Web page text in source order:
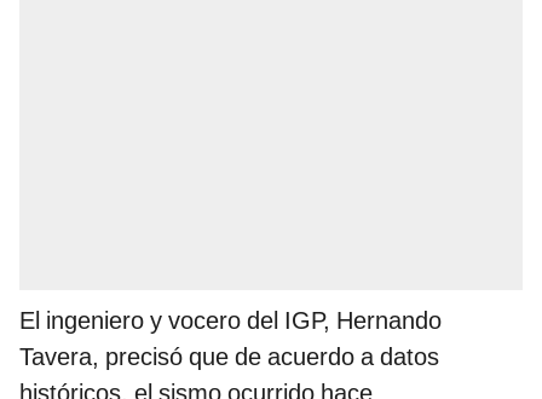
El ingeniero y vocero del IGP, Hernando
Tavera, precisó que de acuerdo a datos
históricos, el sismo ocurrido hace